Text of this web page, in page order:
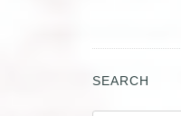
SEARCH